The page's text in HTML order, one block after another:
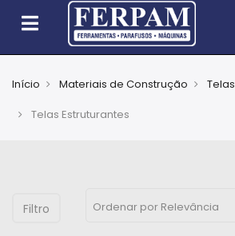
EPIs
Início Materiais de Construção Telas
Telas Estruturantes